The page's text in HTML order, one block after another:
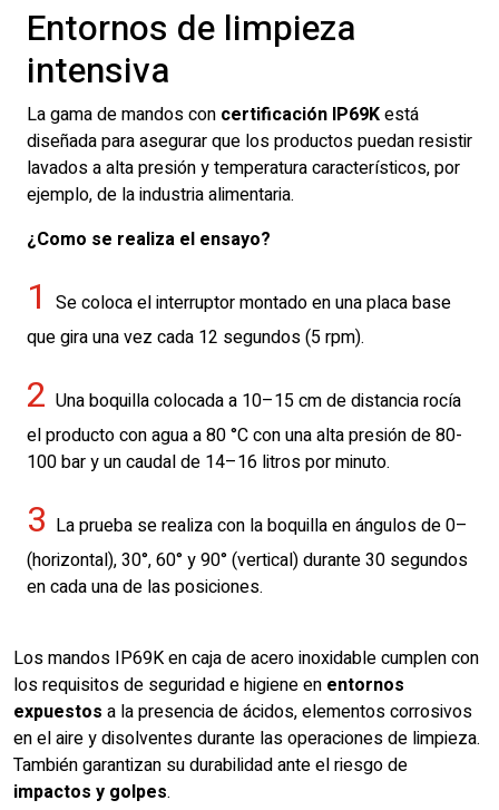
Entornos de limpieza
intensiva
La gama de mandos con certificación IP69Kestá
diseñada para asegurar que los productos puedan resistir
lavados a alta presión y temperatura característicos, por
ejemplo, de la industria alimentaria.
¿Como se realiza el ensayo?
1 Se coloca el interruptor montado en una placa base
que gira una vez cada 12 segundos (5 rpm).
2 Una boquilla colocada a 10–15 cm de distancia rocía
el producto con agua a 80 °C con una alta presión de 80-
100 bar y un caudal de 14–16 litros por minuto.
3 La prueba se realiza con la boquilla en ángulos de 0–
(horizontal), 30°, 60° y 90° (vertical) durante 30 segundos
en cada una de las posiciones.
Los mandos IP69K en caja de acero inoxidable cumplen con
los requisitos de seguridad e higiene en entornos
expuestos a la presencia de ácidos, elementos corrosivos
en el aire y disolventes durante las operaciones de limpieza.
También garantizan su durabilidad ante el riesgo de
impactos y golpes.